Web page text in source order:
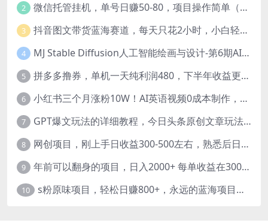
2 微信托管挂机，单号日赚50-80，项目操作简单（附无限注册实名微信号教程）
3 抖音图文带货蓝海赛道，每天只花2小时，小白轻松过万
4 MJ Stable Diffusion人工智能绘画与设计-第6期AIGC课程（35节）
5 拼多多撸券，单机一天纯利润480，下半年收益更高，不限设备，不限IP。
6 小红书三个月涨粉10W！AI英语视频0成本制作，每天轻松日入2000+
7 GPT爆文玩法的详细教程，今日头条原创文章玩法实操讲解，简单操作月入5000
8 网创项目，刚上手日收益300-500左右，熟悉后日收益1500-3000
9 年前可以翻身的项目，日入2000+ 每单收益在300-3000之间，利润空间非常的大
10 s粉原味项目，轻松日赚800+，永远的蓝海项目，无脑操作也能直接出单 人...